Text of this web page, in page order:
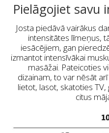
Pielāgojiet savu
Josta piedāvā vairākus
intensitātes līmeņus,
iesācējiem, gan
izmantot intensīvākai
masāžai. Pateicoties
dizainam, to var nēsāt
lietot, lasot, skatoties
citus